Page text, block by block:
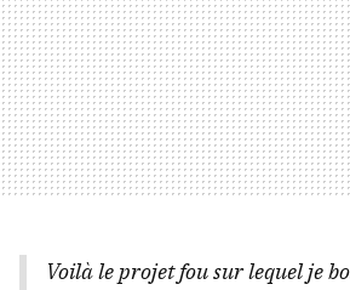
Voilà le projet fou sur lequel je